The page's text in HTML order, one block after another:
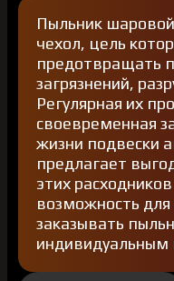
Пыльник
чехол, цель
предотвращать
загрязнений,
Регулярная их
своевременная
жизни подвески
предлагает
этих
возможность
заказывать